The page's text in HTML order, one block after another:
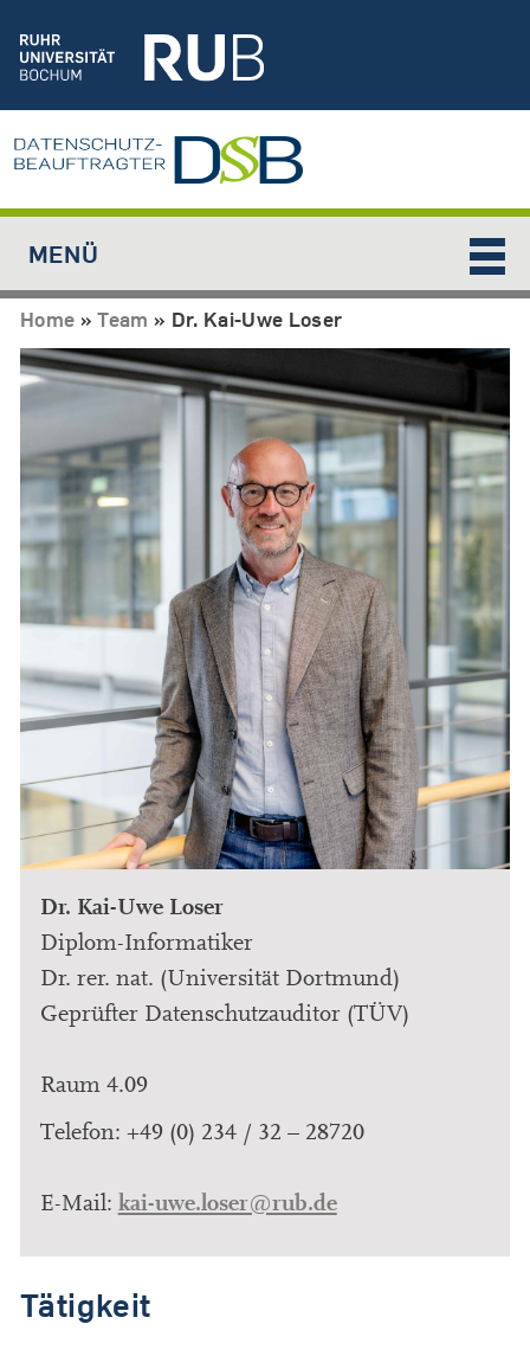
MENÜ
Home »Team » Dr. Kai-Uwe Loser
Dr. Kai-Uwe Loser
Diplom-Informatiker
Dr. rer. nat. (Universität Dortmund)
Geprüfter Datenschutzauditor (TÜV)
Raum 4.09
Telefon: +49 (0) 234 / 32 – 28720
E-Mail: kai-uwe.loser@rub.de
Tätigkeit